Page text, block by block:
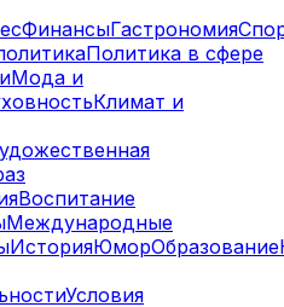
ФинансыГастрономия
Политика в сфере
Мода и
Климат и
Воспитание
Международные
ИсторияЮморОбразование
Условия